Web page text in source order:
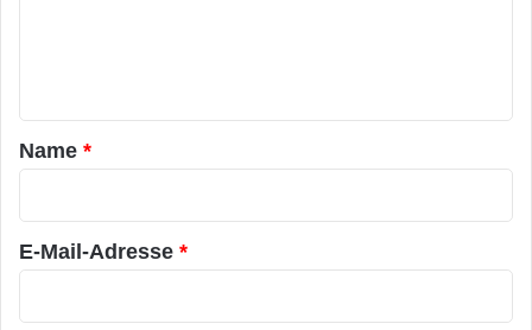
a
r
*
Name *
E-Mail-Adresse *